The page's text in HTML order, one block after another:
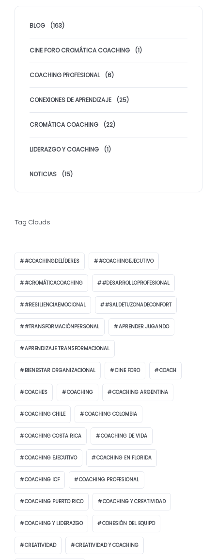
BLOG (163)
CINE FORO CROMÁTICA COACHING (1)
COACHING PROFESIONAL (6)
CONEXIONES DE APRENDIZAJE (25)
CROMÁTICA COACHING (22)
LIDERAZGO Y COACHING (1)
NOTICIAS (15)
Tag Clouds
#COACHINGDELÍDERES #COACHINGEJECUTIVO
#CROMÁTICACOACHING #DESARROLLOPROFESIONAL
#RESILIENCIAEMOCIONAL #SALDETUZONADECONFORT
#TRANSFORMACIÓNPERSONAL APRENDER JUGANDO
APRENDIZAJE TRANSFORMACIONAL
BIENESTAR ORGANIZACIONAL CINE FORO COACH
COACHES COACHING COACHING ARGENTINA
COACHING CHILE COACHING COLOMBIA
COACHING COSTA RICA COACHING DE VIDA
COACHING EJECUTIVO COACHING EN FLORIDA
COACHING ICF COACHING PROFESIONAL
COACHING PUERTO RICO COACHING Y CREATIVIDAD
COACHING Y LIDERAZGO COHESIÓN DEL EQUIPO
CREATIVIDAD CREATIVIDAD Y COACHING